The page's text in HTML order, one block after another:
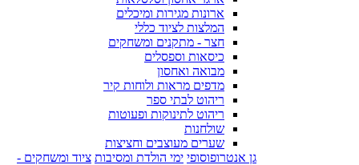
ארונות מגירות ומיכלים
המלצות לציוד כללי
חצר - מתקנים ומשחקים
כיסאות וספסלים
מבואה ואחסון
מדפים מראות ולוחות קיר
ריהוט לבתי ספר
ריהוט לתינוקות ופעוטות
שולחנות
שערים מעוצבים וחציצות
גן אנטרופוסופי ימי הולדת ומסיבות ציוד ומשחקים -